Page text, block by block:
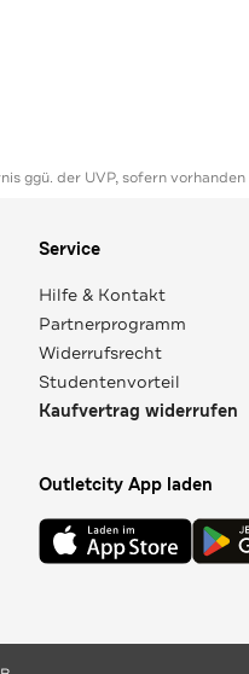
ggü. der UVP, sofern vorhanden
Service
Hilfe & Kontakt
Partnerprogramm
Widerrufsrecht
Studentenvorteil
Kaufvertrag widerrufen
Outletcity App laden